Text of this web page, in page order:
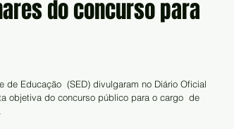
do concurso para
objetiva do concurso público para o cargo  de